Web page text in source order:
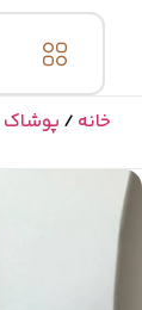
خانه/ پوشاک/